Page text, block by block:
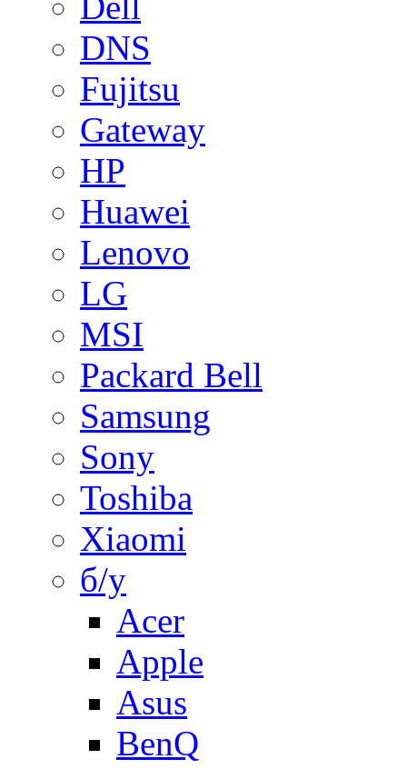
DNS
Fujitsu
Gateway
HP
Huawei
Lenovo
LG
MSI
Packard Bell
Samsung
Sony
Toshiba
Xiaomi
б/у
Acer
Apple
Asus
BenQ